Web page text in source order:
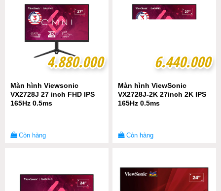
4.880.000
4.880.000
Màn hình Viewsonic
VX2728J 27 inch FHD IPS
165Hz 0.5ms
Còn hàng
6.440.000
6.440.000
Màn hình ViewSonic
VX2728J-2K 27inch 2K IPS
165Hz 0.5ms
Còn hàng